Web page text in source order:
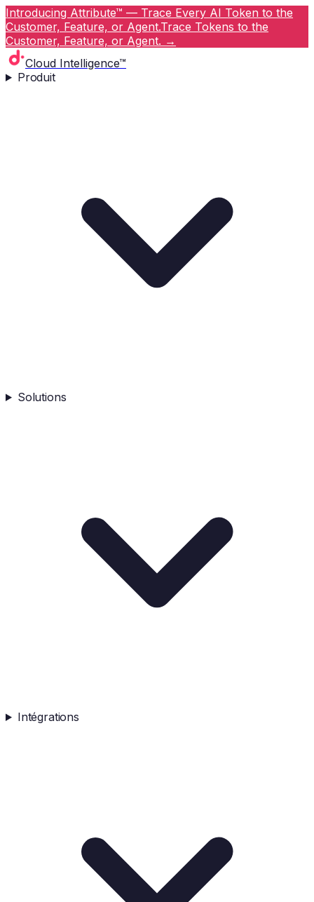
Introducing Attribute™ — Trace Every AI Token to the
Customer, Feature, or Agent.Trace Tokens to the
Customer, Feature, or Agent. →
Cloud Intelligence™
Produit
Solutions
Intégrations